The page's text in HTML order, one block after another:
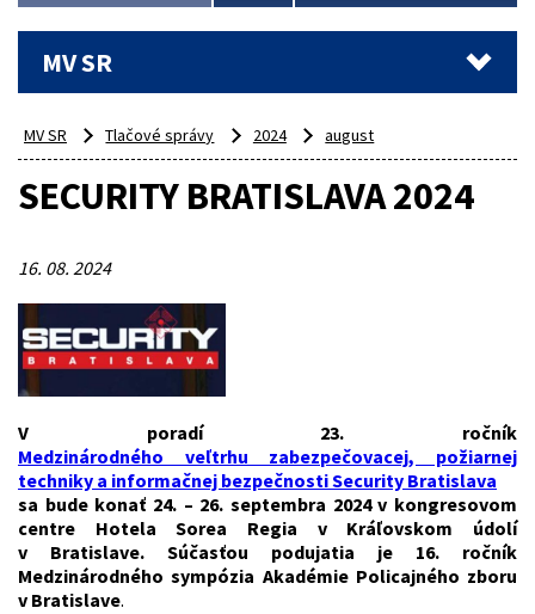
MV SR
MV SR Tlačové správy 2024 august
SECURITY BRATISLAVA 2024
16. 08. 2024
V poradí 23. ročník
Medzinárodného veľtrhu zabezpečovacej, požiarnej
techniky a informačnej bezpečnosti Security Bratislava
sa bude konať 24. – 26. septembra 2024 v kongresovom
centre Hotela Sorea Regia v Kráľovskom údolí
v Bratislave. Súčasťou podujatia je 16. ročník
Medzinárodného sympózia Akadémie Policajného zboru
v Bratislave.